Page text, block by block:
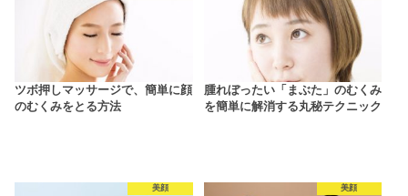
ツボ押しマッサージで、簡単に顔
のむくみをとる方法
腫れぼったい「まぶた」のむくみ
を簡単に解消する丸秘テクニック
美顔 美顔